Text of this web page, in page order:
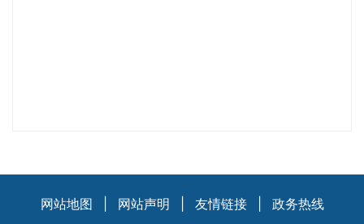
网站地图 网站声明 友情链接 政务热线